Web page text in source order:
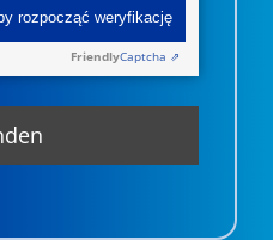
rozpocząć weryfikację
FriendlyCaptcha ⇗